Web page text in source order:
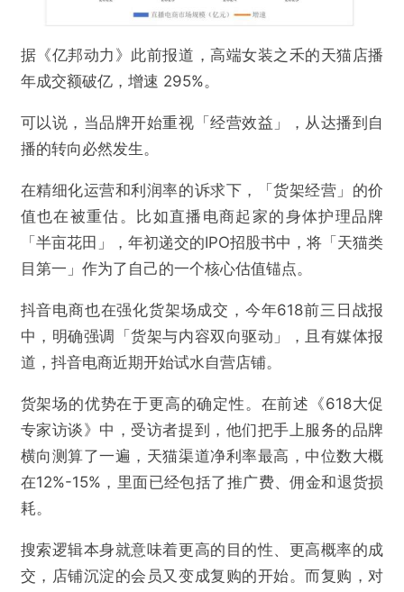
据《亿邦动力》此前报道，高端女装之禾的天猫店播
年成交额破亿，增速 295%。
可以说，当品牌开始重视「经营效益」，从达播到自
播的转向必然发生。
在精细化运营和利润率的诉求下，「货架经营」的价
值也在被重估。比如直播电商起家的身体护理品牌
「半亩花田」，年初递交的IPO招股书中，将「天猫类
目第一」作为了自己的一个核心估值锚点。
抖音电商也在强化货架场成交，今年618前三日战报
中，明确强调「货架与内容双向驱动」，且有媒体报
道，抖音电商近期开始试水自营店铺。
货架场的优势在于更高的确定性。在前述《618大促
专家访谈》中，受访者提到，他们把⼿上服务的品牌
横向测算了⼀遍，天猫渠道净利率最高，中位数⼤概
在12%-15%，⾥⾯已经包括了推⼴费、佣⾦和退货损
耗。
搜索逻辑本身就意味着更高的目的性、更高概率的成
交，店铺沉淀的会员又变成复购的开始。而复购，对